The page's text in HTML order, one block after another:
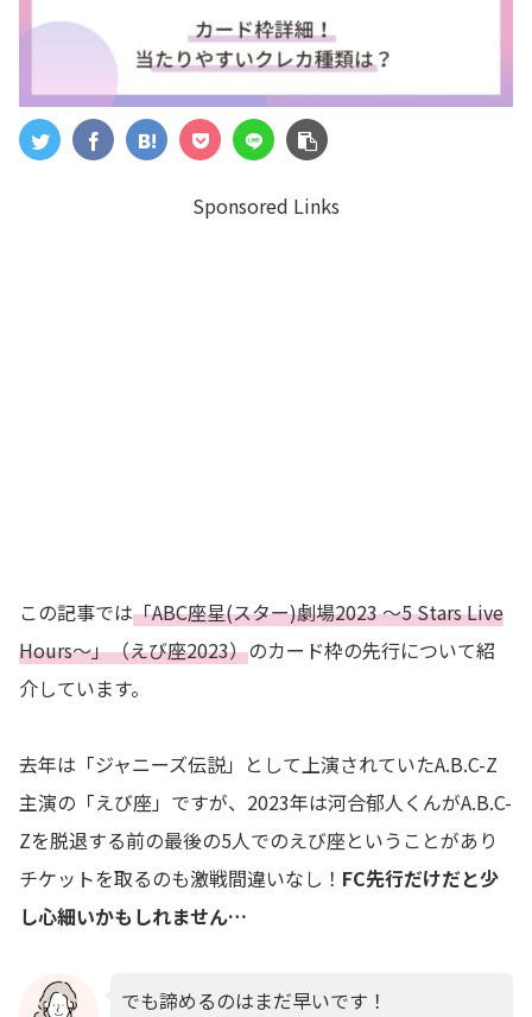
Sponsored Links
この記事では「ABC座星(スター)劇場2023 ～5 Stars Live
Hours～」（えび座2023）のカード枠の先行について紹
介しています。
去年は「ジャニーズ伝説」として上演されていたA.B.C-Z
主演の「えび座」ですが、2023年は河合郁人くんがA.B.C-
Zを脱退する前の最後の5人でのえび座ということがあり
チケットを取るのも激戦間違いなし！ FC先行だけだと少
し心細いかもしれません…
でも諦めるのはまだ早いです！